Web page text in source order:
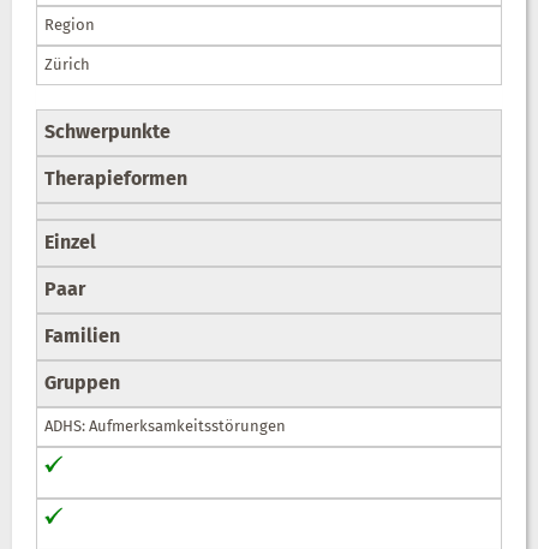
Region
Zürich
Schwerpunkte
Therapieformen
Einzel
Paar
Familien
Gruppen
ADHS: Aufmerksamkeitsstörungen